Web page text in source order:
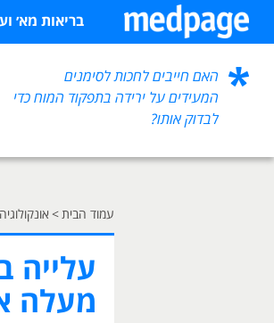
בריאות מא׳
האם חייבים לחכות לסימנים
המעידים על ירידה בתפקוד המוח כדי
לבדוק אותו?
עמוד הבית > אונקולוגיה
עלייה
מעלה